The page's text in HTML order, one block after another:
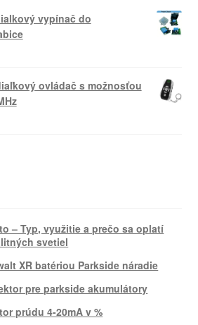
vypínač do
ovládač s možnosťou
– Typ, využitie a prečo sa oplatí
svetiel
XR batériou Parkside náradie
pre parkside akumulátory
prúdu 4-20mA v %